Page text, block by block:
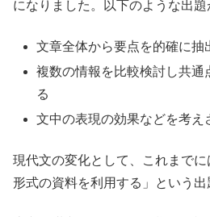
になりました。以下のような出題
文章全体から要点を的確に抽
複数の情報を比較検討し共通
る
文中の表現の効果などを考え
現代文の変化として、これまで
形式の資料を利用する」という出